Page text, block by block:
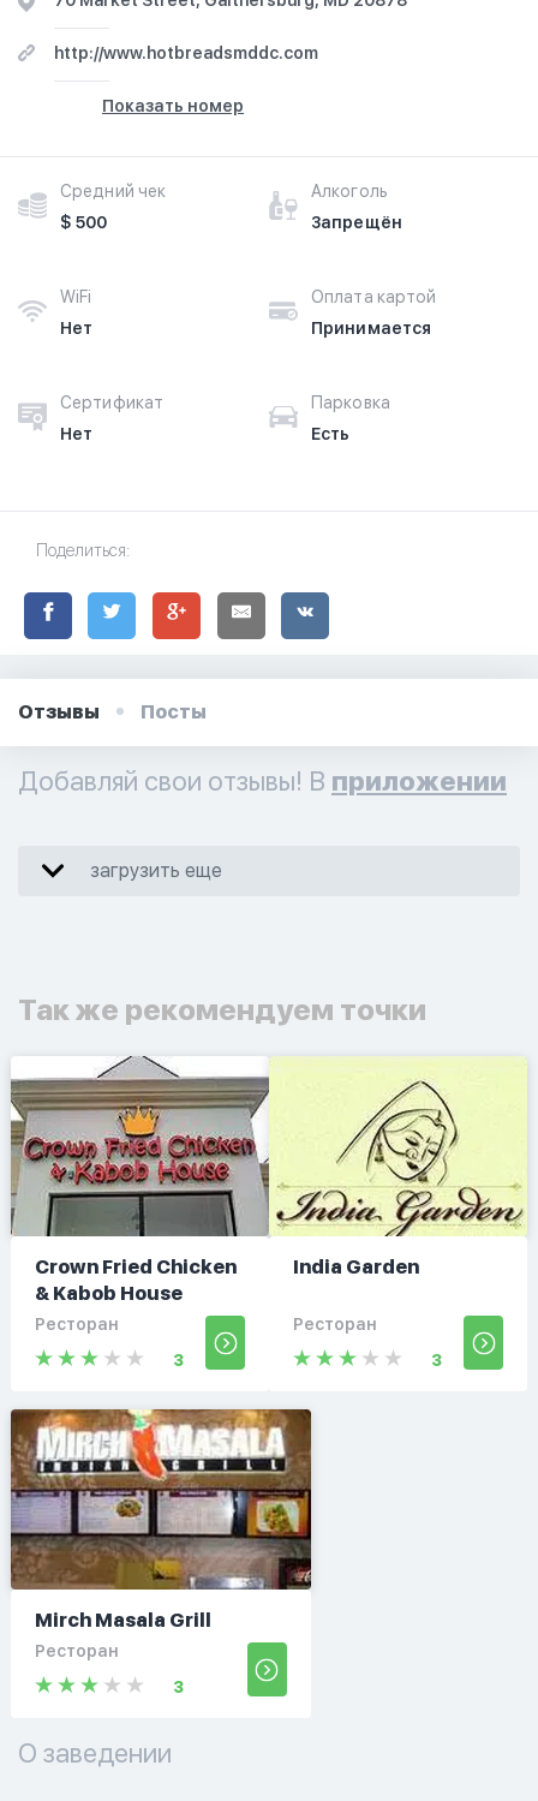
http://www.hotbreadsmddc.com
Показать номер
Средний чек
$ 500
Алкоголь
Запрещён
WiFi
Нет
Оплата картой
Принимается
Сертификат
Нет
Парковка
Есть
Поделиться:
Отзывы Посты
Добавляй свои отзывы! В приложении
загрузить еще
Так же рекомендуем точки
Crown Fried Chicken
& Kabob House
Ресторан
3
India Garden
Ресторан
3
Mirch Masala Grill
Ресторан
3
О заведении